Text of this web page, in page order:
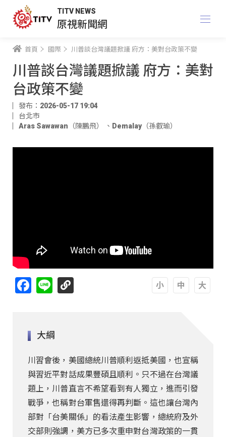
TITV NEWS
原視新聞網
首頁 國際 川普談台灣議題掀議 府方：美對台政策不變
川普談台灣議題掀議 府方：美對
台政策不變
發布：2026-05-17 19:04
台北市
Aras Sawawan（陳鵬飛）
、 Demalay（孫叡瑜）
Facebook
Line
大綱
川習會後，美國總統川普順利返抵美國，也宣稱
與習近平對話成果豐碩且順利。只不過在台灣議
題上，川普直言不希望看到有人獨立，進而引發
戰爭，也稱對台軍售還得再判斷。這也讓台灣內
部對「台美關係」的看法產生影響，總統府及外
交部則強調，美方已多次重申對台灣政策的一貫